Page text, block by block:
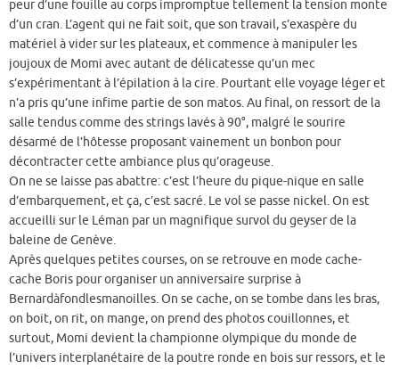
peur d’une fouille au corps impromptue tellement la tension monte
d’un cran. L’agent qui ne fait soit, que son travail, s’exaspère du
matériel à vider sur les plateaux, et commence à manipuler les
joujoux de Momi avec autant de délicatesse qu’un mec
s’expérimentant à l’épilation à la cire. Pourtant elle voyage léger et
n’a pris qu’une infime partie de son matos. Au final, on ressort de la
salle tendus comme des strings lavés à 90°, malgré le sourire
désarmé de l’hôtesse proposant vainement un bonbon pour
décontracter cette ambiance plus qu’orageuse.
On ne se laisse pas abattre: c’est l’heure du pique-nique en salle
d’embarquement, et ça, c’est sacré. Le vol se passe nickel. On est
accueilli sur le Léman par un magnifique survol du geyser de la
baleine de Genève.
Après quelques petites courses, on se retrouve en mode cache-
cache Boris pour organiser un anniversaire surprise à
Bernardàfondlesmanoilles. On se cache, on se tombe dans les bras,
on boit, on rit, on mange, on prend des photos couillonnes, et
surtout, Momi devient la championne olympique du monde de
l’univers interplanétaire de la poutre ronde en bois sur ressors, et le